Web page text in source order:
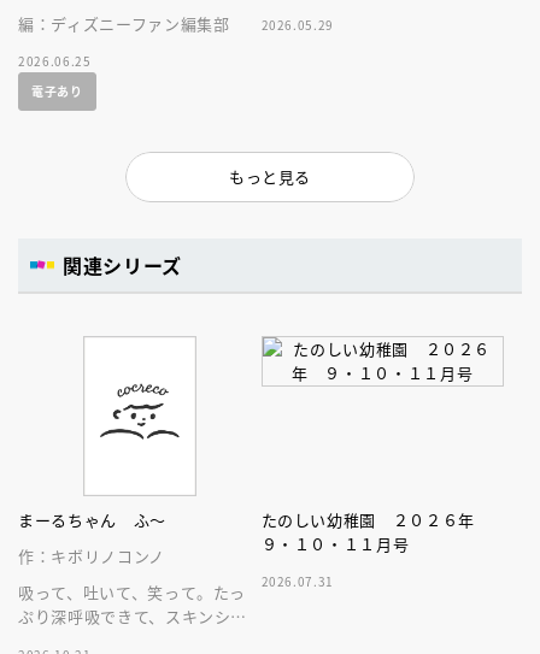
編：ディズニーファン編集部
2026.06.25
電子あり
2026.05.29
もっと見る
関連シリーズ
まーるちゃん ふ～
作：キボリノコンノ
吸って、吐いて、笑って。たっ
ぷり深呼吸できて、スキンシッ
たのしい幼稚園 ２０２６年
９・１０・１１月号
2026.07.31